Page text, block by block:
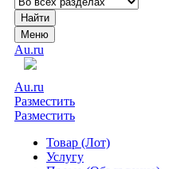
Найти
Меню
Au.ru
Au.ru
Разместить
Разместить
Товар (Лот)
Услугу